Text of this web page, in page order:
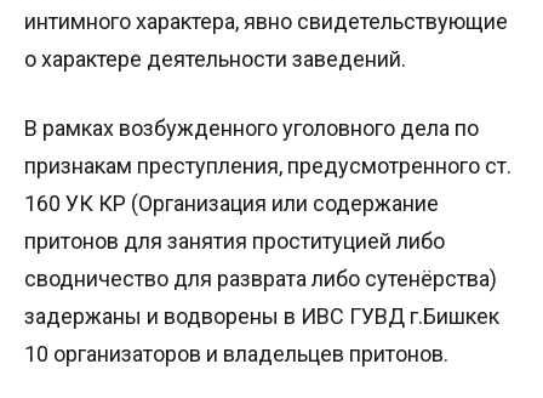
интимного характера, явно свидетельствующие
о характере деятельности заведений.
В рамках возбужденного уголовного дела по
признакам преступления, предусмотренного ст.
160 УК КР (Организация или содержание
притонов для занятия проституцией либо
сводничество для разврата либо сутенёрства)
задержаны и водворены в ИВС ГУВД г.Бишкек
10 организаторов и владельцев притонов.